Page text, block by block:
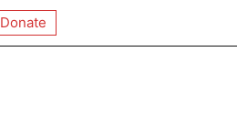
Donate